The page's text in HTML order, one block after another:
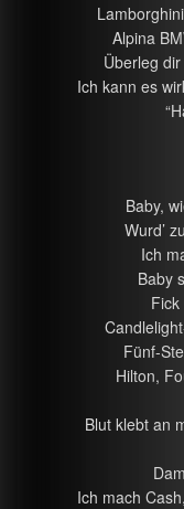
Alpina
Überleg
Ich kann es
Baby,
Wurd’
Ich
Baby
Fünf-
Hilton,
Blut klebt an
Ich mach